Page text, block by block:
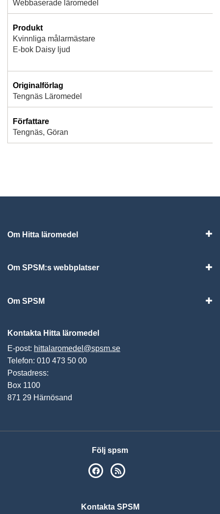
Webbaserade läromedel
Produkt
Kvinnliga målarmästare
E-bok Daisy ljud
Originalförlag
Tengnäs Läromedel
Författare
Tengnäs, Göran
Om Hitta läromedel
Om SPSM:s webbplatser
Om SPSM
Kontakta Hitta läromedel
E-post: hittalaromedel@spsm.se
Telefon: 010 473 50 00
Postadress:
Box 1100
871 29 Härnösand
Följ spsm
SPSM på Facebook
Kontakta SPSM